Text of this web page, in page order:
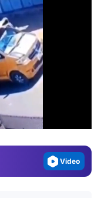
Video